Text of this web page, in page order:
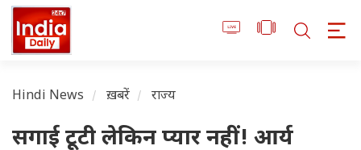
Hindi News ख़बरें राज्य
सगाई टूटी लेकिन प्यार नहीं! आर्य